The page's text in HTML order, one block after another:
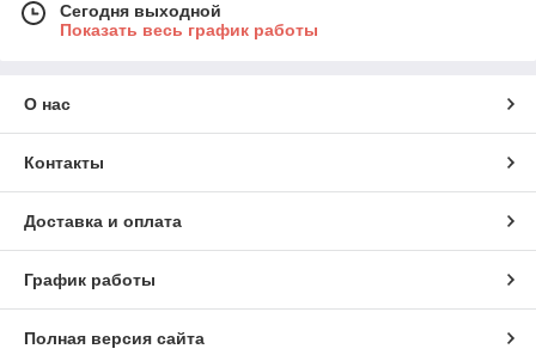
Сегодня выходной
Показать весь график работы
О нас
Контакты
Доставка и оплата
График работы
Полная версия сайта